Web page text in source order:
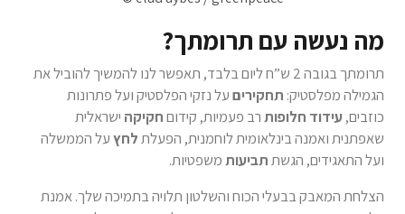
מה נעשה עם תרומתך?
תרומתך בגובה 2 ש”ח ליום בלבד, תאפשר לנו להמשיך להוביל את
הגמילה מפלסטיק: תחקיריםעל נזקי הפלסטיק ועל פתרונות
כוזבים, עידוד חלופותרב פעמיות, קידוםחקיקה ישראלית
שאפתנית ואמנה בינלאומית לוחמנית, הפעלתלחץעל הממשלה
ועל התאגידים, הגשתתביעותמשפטיות.
הצלחת המאבק בבעלי הכוח והשלטון תלויה בתמיכה שלך. אמנת